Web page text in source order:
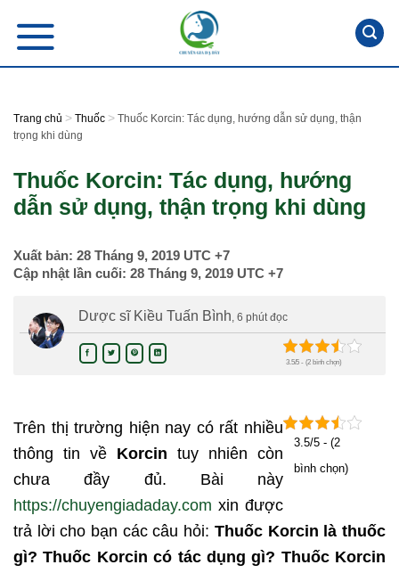
content
Trang chủ > Thuốc > Thuốc Korcin: Tác dụng, hướng dẫn sử dụng, thận
trọng khi dùng
Thuốc Korcin: Tác dụng, hướng
dẫn sử dụng, thận trọng khi dùng
Xuất bản: 28 Tháng 9, 2019 UTC +7
Cập nhật lần cuối: 28 Tháng 9, 2019 UTC +7
Dược sĩ Kiều Tuấn Bình, 6 phút đọc
3.5/5 - (2 bình chọn)
3.5/5 - (2
bình chọn)
Trên thị trường hiện nay có rất nhiều
thông tin về Korcin tuy nhiên còn
chưa đầy đủ. Bài này
https://chuyengiadaday.com xin được
trả lời cho bạn các câu hỏi: Thuốc Korcin là thuốc
gì? Thuốc Korcin có tác dụng gì? Thuốc Korcin